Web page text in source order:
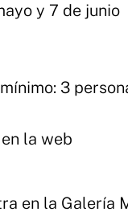
y 7 de junio
3
la web
en la Galería